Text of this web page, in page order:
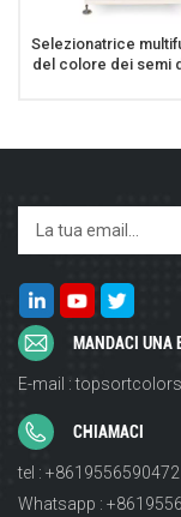
Selezionatrice
del colore dei semi
MANDACI UNA
E-mail :
CHIAMACI
tel : +8619556590472
Whatsapp :